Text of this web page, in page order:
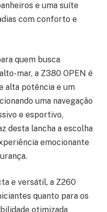
e uma suíte
com conforto e
quem busca
mar, a Z380 OPEN é
alta potência e um
uma navegação
e esportivo,
desta lancha a escolha
emocionante
e versátil, a Z260
quanto para os
otimizada